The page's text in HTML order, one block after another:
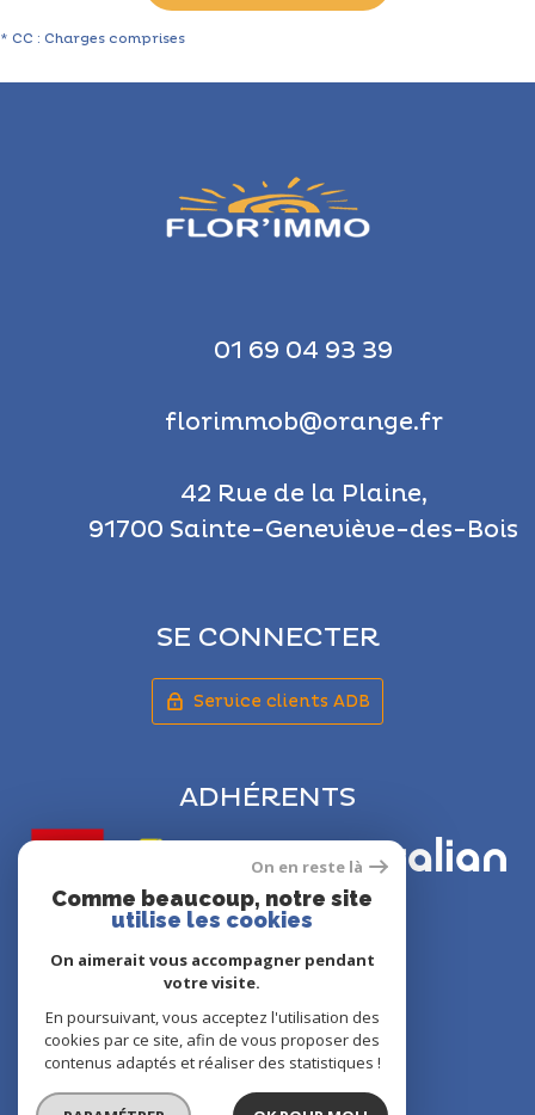
* CC : Charges comprises
01 69 04 93 39
florimmob@orange.fr
42 Rue de la Plaine,
91700 Sainte-Geneviève-des-Bois
SE CONNECTER
Service clients ADB
ADHÉRENTS
© 2022
Tous droits réservés
Traduction powered by Google
Nos honoraires Plan du site
On en reste là
Comme beaucoup, notre site
utilise les cookies
On aimerait vous accompagner pendant
votre visite.
En poursuivant, vous acceptez l'utilisation des
cookies par ce site, afin de vous proposer des
contenus adaptés et réaliser des statistiques !